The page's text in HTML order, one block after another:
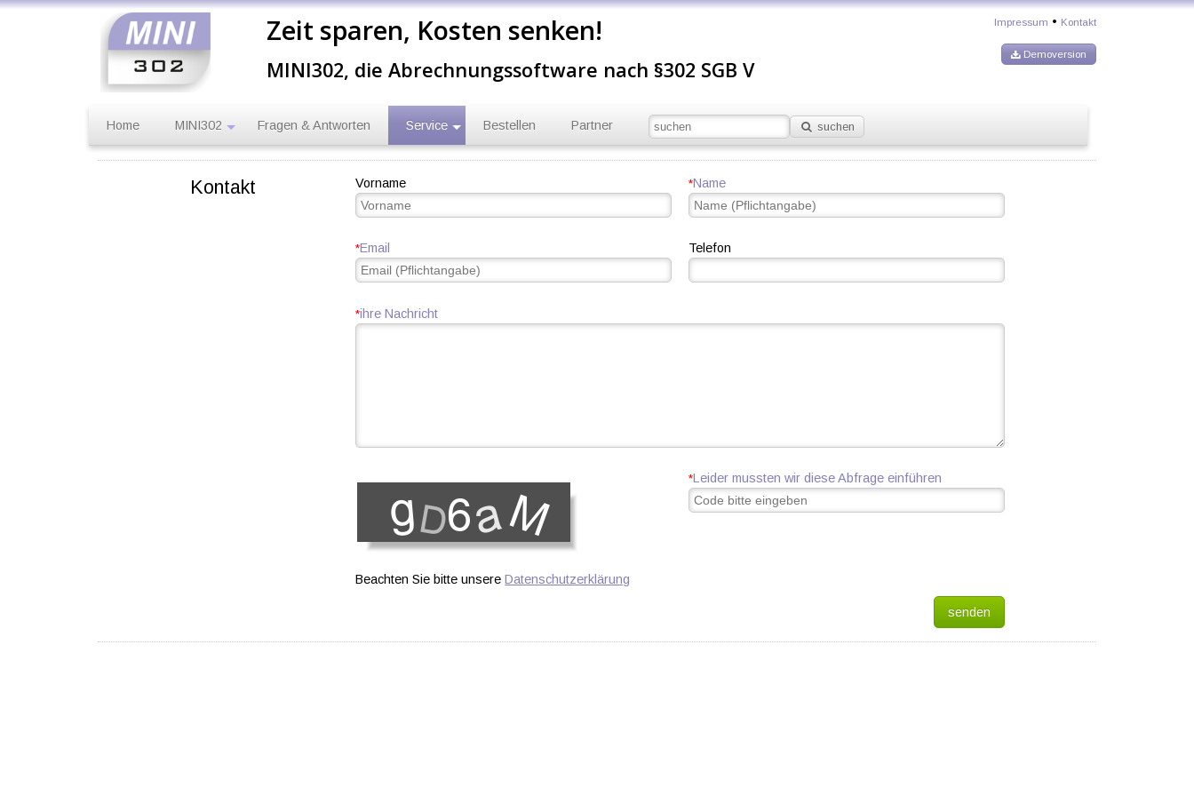
Zeit sparen, Kosten senken!
MINI302, die Abrechnungssoftware nach §302 SGB V
Impressum • Kontakt
Demoversion
Home MINI302 Fragen & Antworten Service Bestellen Partner suchen
Kontakt Vorname *Name
*Email Telefon
*ihre Nachricht
*Leider mussten wir diese Abfrage einführen
Beachten Sie bitte unsereDatenschutzerklärung
senden